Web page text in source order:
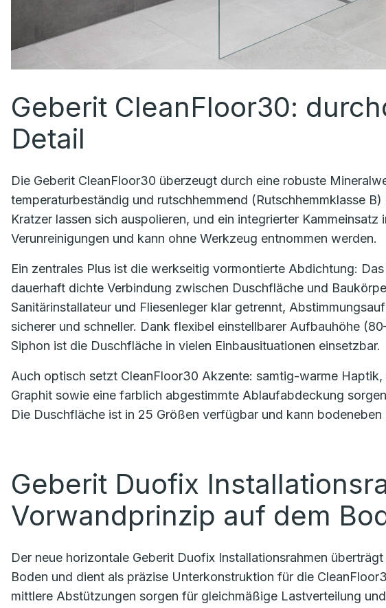
Geberit CleanFloor30:
Detail
Die Geberit CleanFloor30 überzeugt durch eine robuste
temperaturbeständig und rutschhemmend (Rutschhemmklasse
Kratzer lassen sich auspolieren, und ein integrierter
Verunreinigungen und kann ohne Werkzeug entnommen werden.
Ein zentrales Plus ist die werkseitig vormontierte Abdichtung:
dauerhaft dichte Verbindung zwischen Duschfläche und
Sanitärinstallateur und Fliesenleger klar getrennt,
sicherer und schneller. Dank flexibel einstellbarer Aufbauhöhe
Siphon ist die Duschfläche in vielen Einbausituationen einsetzbar.
Auch optisch setzt CleanFloor30 Akzente: samtig-warme
Graphit sowie eine farblich abgestimmte Ablaufabdeckung
Die Duschfläche ist in 25 Größen verfügbar und kann bodeneben
Geberit Duofix
Vorwandprinzip auf dem
Der neue horizontale Geberit Duofix Installationsrahmen
Boden und dient als präzise Unterkonstruktion für die
mittlere Abstützungen sorgen für gleichmäßige Lastverteilung